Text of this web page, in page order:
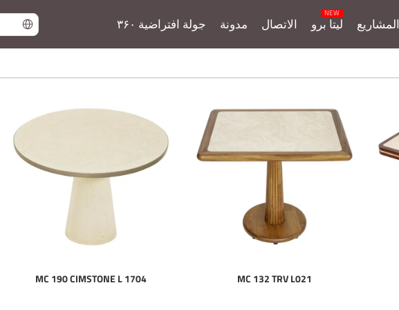
المشاريع ليتا برو الاتصال مدونة جولة افتراضية ۳۶۰
MC 132 TRV L021
MC 190 CIMSTONE L 1704